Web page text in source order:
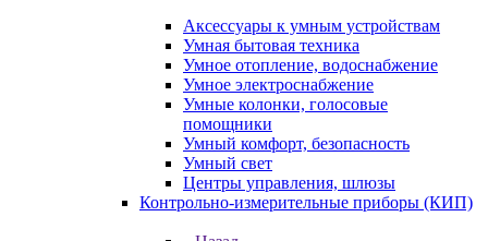
Аксессуары к умным устройствам
Умная бытовая техника
Умное отопление, водоснабжение
Умное электроснабжение
Умные колонки, голосовые
помощники
Умный комфорт, безопасность
Умный свет
Центры управления, шлюзы
Контрольно-измерительные приборы (КИП)